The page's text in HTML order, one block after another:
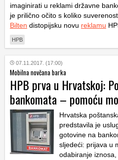
imaginirati u reklami državne
je prilično očito s koliko
Bilten distopijsku novu reklamu
HPB
07.11.2017. (17:00)
Mobilna novčana barka
HPB prva u Hrvatskoj:
bankomata – pomoću
Hrvatska
predstavila je
gotovine na
sljedeći: prijava u
odabiranje